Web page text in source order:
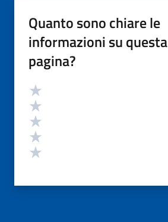
Quanto sono chiare le
informazioni su questa
pagina?
Valutazione